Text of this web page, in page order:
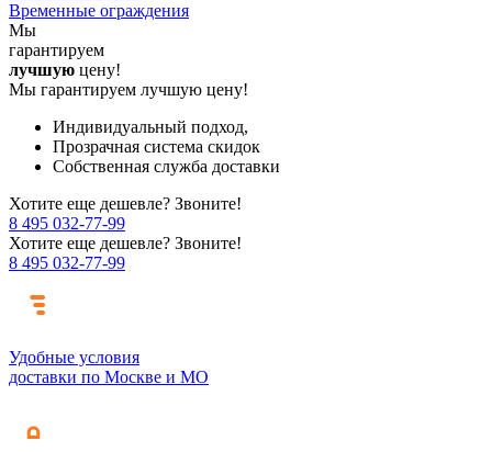
Временные ограждения
Мы
гарантируем
лучшую цену!
Мы гарантируем лучшую цену!
Индивидуальный подход,
Прозрачная система скидок
Собственная служба доставки
Хотите еще дешевле? Звоните!
8 495 032-77-99
Хотите еще дешевле? Звоните!
8 495 032-77-99
Удобные условия
доставки по Москве и МО